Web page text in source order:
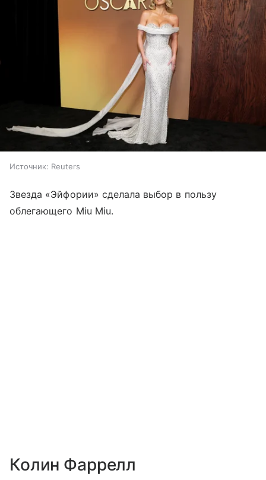
Источник: Reuters
Звезда «Эйфории» сделала выбор в пользу
облегающего Miu Miu.
Колин Фаррелл